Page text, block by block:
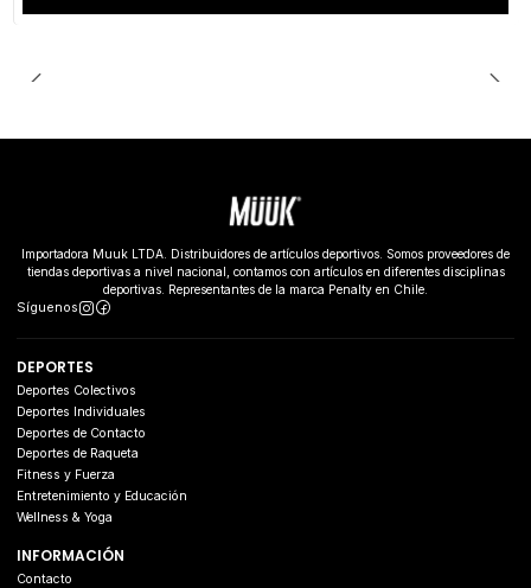
Importadora Muuk LTDA. Distribuidores de artículos deportivos. Somos proveedores de
tiendas deportivas a nivel nacional, contamos con artículos en diferentes disciplinas
deportivas. Representantes de la marca Penalty en Chile.
Síguenos
DEPORTES
Deportes Colectivos
Deportes Individuales
Deportes de Contacto
Deportes de Raqueta
Fitness y Fuerza
Entretenimiento y Educación
Wellness & Yoga
INFORMACIÓN
Contacto